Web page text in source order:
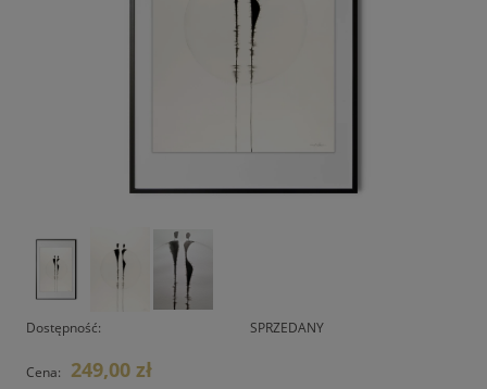
Dostępność: SPRZEDANY
Cena: 249,00 zł